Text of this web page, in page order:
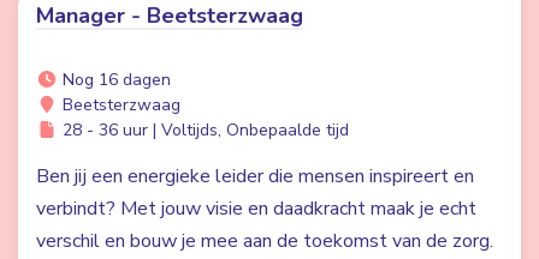
Manager - Beetsterzwaag
Nog 16 dagen
Beetsterzwaag
28 - 36 uur | Voltijds, Onbepaalde tijd
Ben jij een energieke leider die mensen inspireert en
verbindt? Met jouw visie en daadkracht maak je echt
verschil en bouw je mee aan de toekomst van de zorg.